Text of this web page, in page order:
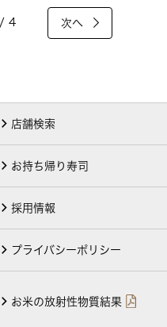
/ 4 次へ
店舗検索
お持ち帰り寿司
採用情報
プライバシーポリシー
お米の放射性物質結果